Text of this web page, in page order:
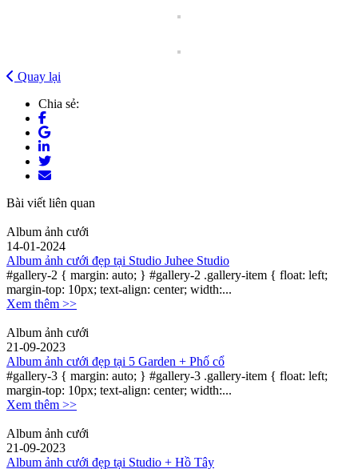
Quay lại
Chia sẻ:
Bài viết liên quan
Album ảnh cưới
14-01-2024
Album ảnh cưới đẹp tại Studio Juhee Studio
#gallery-2 { margin: auto; } #gallery-2 .gallery-item { float: left;
margin-top: 10px; text-align: center; width:...
Xem thêm >>
Album ảnh cưới
21-09-2023
Album ảnh cưới đẹp tại 5 Garden + Phố cổ
#gallery-3 { margin: auto; } #gallery-3 .gallery-item { float: left;
margin-top: 10px; text-align: center; width:...
Xem thêm >>
Album ảnh cưới
21-09-2023
Album ảnh cưới đẹp tại Studio + Hồ Tây